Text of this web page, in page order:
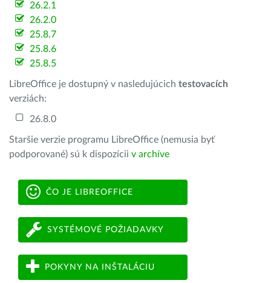
26.2.1
26.2.0
25.8.7
25.8.6
25.8.5
LibreOffice je dostupný v nasledujúcich testovacích
verziách:
26.8.0
Staršie verzie programu LibreOffice (nemusia byť
podporované) sú k dispozícii v archíve
ČO JE LIBREOFFICE
SYSTÉMOVÉ POŽIADAVKY
POKYNY NA INŠTALÁCIU